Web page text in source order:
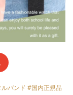
バンド #国内正規品